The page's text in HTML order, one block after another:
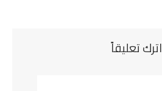
اترك تعليقاً